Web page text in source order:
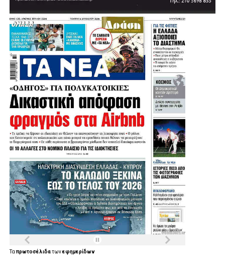
αντιστοιχούν στις πραγματικές της ανάγκες.
Ο σχεδιασμός της Περιφέρειας, όπως αναφέρθηκε,
συγκροτεί ένα ενιαίο επιχειρησιακό πρόγραμμα, το οποίο
βασίζεται σε εξασφαλισμένες χρηματοδοτήσεις,
συγκεκριμένα στάδια ωρίμανσης, σαφή
χρονοδιαγράμματα, διαρκή παρακολούθηση και πλήρη
διοικητική και οικονομική εποπτεία. Ιδιαίτερη σημασία
δίνεται στην ισόρροπη κατανομή των διαθέσιμων πόρων,
ώστε να αντιμετωπιστούν χρόνιες ελλείψεις και ανισότητες
μεταξύ των περιοχών της Αττικής και να ενισχυθούν κατά
προτεραιότητα οι γειτονιές που επί σειρά ετών βρίσκονταν
αντιμέτωπες με ελλείμματα σε κρίσιμες υποδομές.
Ταπρωτοσέλιδατωνεφημερίδων